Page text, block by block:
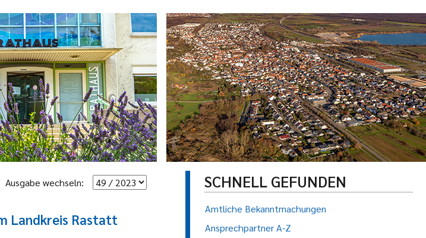
Ausgabe wechseln:
Landkreis Rastatt
SCHNELL GEFUNDEN
Amtliche Bekanntmachungen
Ansprechpartner A-Z